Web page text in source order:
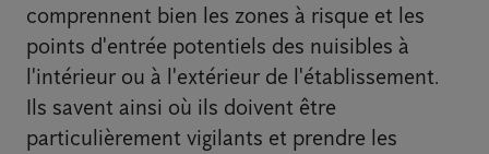
comprennent bien les zones à risque et les
points d'entrée potentiels des nuisibles à
l'intérieur ou à l'extérieur de l'établissement.
Ils savent ainsi où ils doivent être
particulièrement vigilants et prendre les